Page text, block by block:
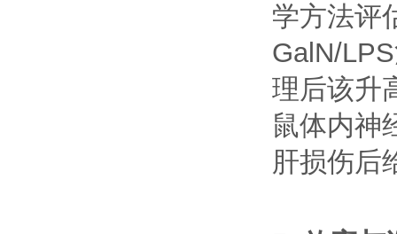
学方法评
GalN/LPS
理后该升
鼠体内神
肝损伤后